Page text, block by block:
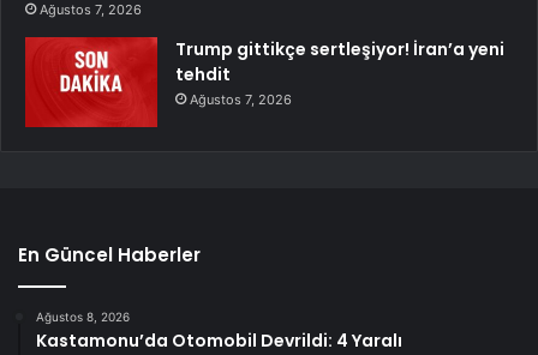
Ağustos 7, 2026
Trump gittikçe sertleşiyor! İran’a yeni
tehdit
Ağustos 7, 2026
En Güncel Haberler
Ağustos 8, 2026
Kastamonu’da Otomobil Devrildi: 4 Yaralı